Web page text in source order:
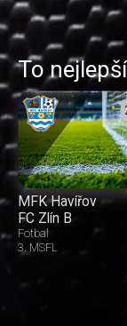
To
MFK Havířov
FC Zlín B
Fotbal
3. MSFL